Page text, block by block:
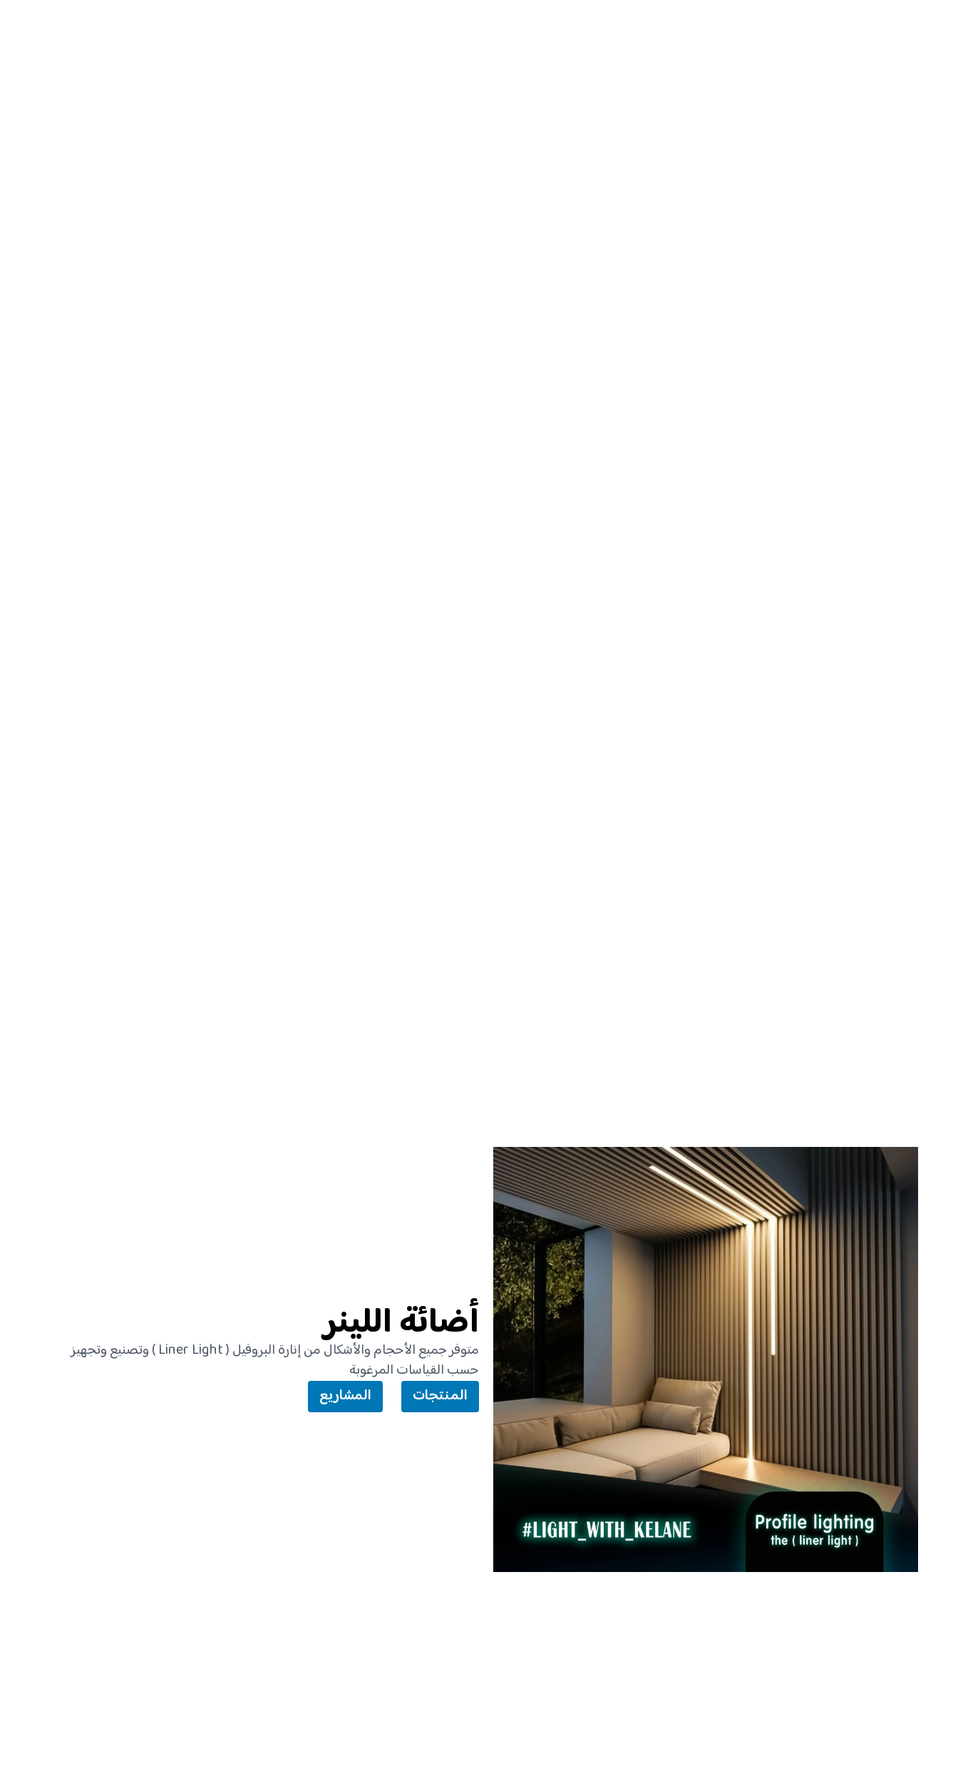
أضائة اللينر
متوفر جميع الأحجام والأشكال من إنارة البروفيل ( Liner Light ) وتصنيع وتجهيز
حسب القياسات المرغوبة
المنتجات
المشاريع